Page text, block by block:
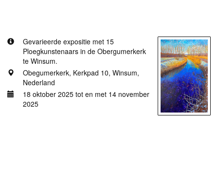
Gevarieerde expositie met 15
Ploegkunstenaars in de Obergumerkerk
te Winsum.
Obegumerkerk, Kerkpad 10, Winsum,
Nederland
18 oktober 2025 tot en met 14 november
2025